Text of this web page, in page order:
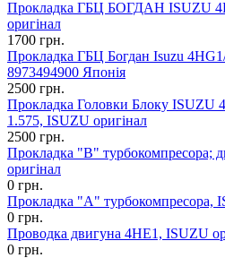
Прокладка ГБЦ БОГДАН ISUZU
оригінал
1700 грн.
Прокладка ГБЦ Богдан Isuzu
8973494900 Японія
2500 грн.
Прокладка Головки Блоку
1.575, ISUZU оригінал
2500 грн.
Прокладка "В" турбокомпресора;
оригінал
0 грн.
Прокладка "А" турбокомпресора,
0 грн.
Проводка двигуна 4HЕ1, ISUZU
0 грн.